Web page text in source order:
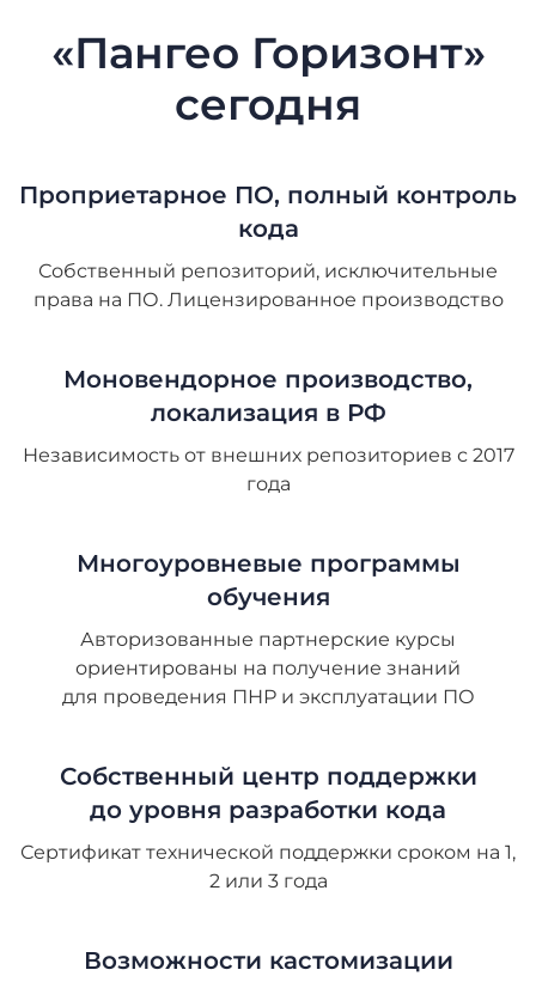
«Пангео Горизонт»
сегодня
Проприетарное ПО, полный контроль
кода
Собственный репозиторий, исключительные
права на ПО. Лицензированное производство
Моновендорное производство,
локализация в РФ
Независимость от внешних репозиториев с 2017
года
Многоуровневые программы
обучения
Авторизованные партнерские курсы
ориентированы на получение знаний
для проведения ПНР и эксплуатации ПО
Собственный центр поддержки
до уровня разработки кода
Сертификат технической поддержки сроком на 1,
2 или 3 года
Возможности кастомизации